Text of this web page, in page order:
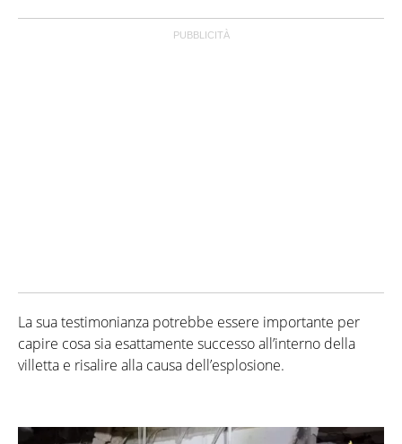
La sua testimonianza potrebbe essere importante per
capire cosa sia esattamente successo all’interno della
villetta e risalire alla causa dell’esplosione.